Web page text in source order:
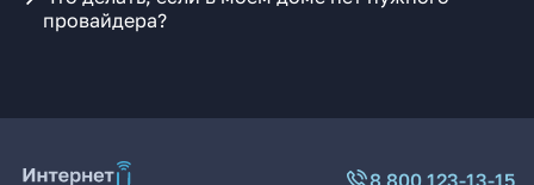
провайдера?
8 800 123-13-15